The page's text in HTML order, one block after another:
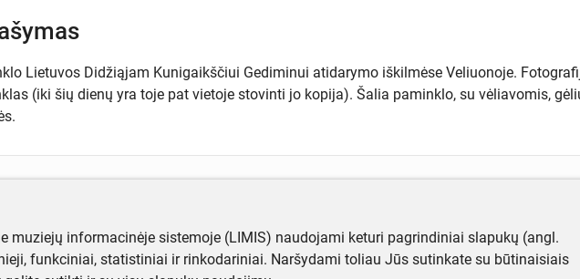
Lietuvos Didžiąjam Kunigaikščiui Gediminui atidarymo iškilmėse Veliuonoje.
(iki šių dienų yra toje pat vietoje stovinti jo kopija). Šalia paminklo, su vėliavomis,
mums!
muziejų informacinėje sistemoje (LIMIS) naudojami keturi pagrindiniai slapukų (angl.
funkciniai, statistiniai ir rinkodariniai. Naršydami toliau Jūs sutinkate su būtinaisiais